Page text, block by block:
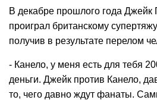
В декабре прошлого года Джейк
проиграл британскому
получив в результате перелом
- Канело, у меня есть для тебя
деньги. Джейк против Канело,
то, чего давно ждут фанаты.